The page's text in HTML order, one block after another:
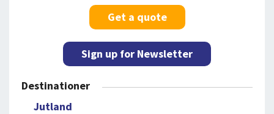
Get a quote
Sign up for Newsletter
Destinationer
Jutland